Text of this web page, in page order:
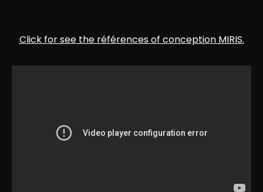
Click for see the références of conception MIRIS.